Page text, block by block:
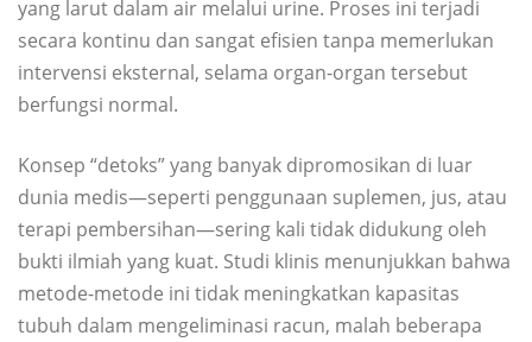
yang larut dalam air melalui urine. Proses ini terjadi
secara kontinu dan sangat efisien tanpa memerlukan
intervensi eksternal, selama organ-organ tersebut
berfungsi normal.
Konsep “detoks” yang banyak dipromosikan di luar
dunia medis—seperti penggunaan suplemen, jus, atau
terapi pembersihan—sering kali tidak didukung oleh
bukti ilmiah yang kuat. Studi klinis menunjukkan bahwa
metode-metode ini tidak meningkatkan kapasitas
tubuh dalam mengeliminasi racun, malah beberapa